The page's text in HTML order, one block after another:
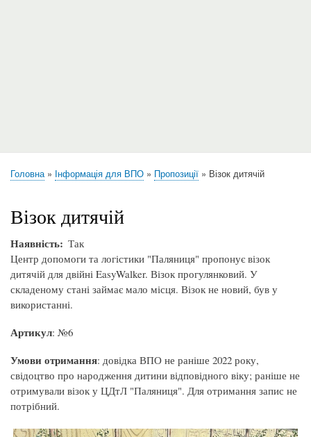
Рядок
Головна Інформація для ВПО Пропозиції Візок дитячій
Візок дитячій
Наявність
Так
Центр допомоги та логістики "Паляниця" пропонує візок
дитячій для двійні EasyWalker. Візок прогулянковий. У
складеному стані займає мало місця. Візок не новий, був у
використанні.
Артикул: №6
Умови отримання: довідка ВПО не раніше 2022 року,
свідоцтво про народження дитини відповідного віку; раніше не
отримували візок у ЦДтЛ "Паляниця". Для отримання запис не
потрібний.